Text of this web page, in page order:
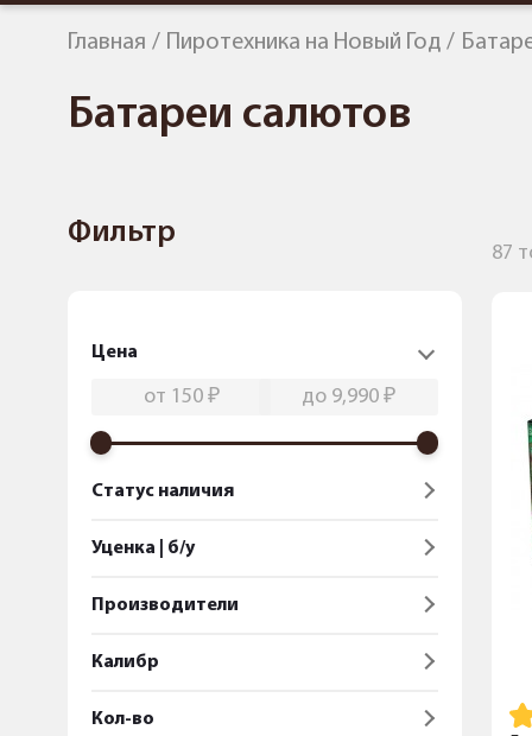
Главная Пиротехника на Новый Год
Батареи салютов
Фильтр
Цена
Статус наличия
Уценка | б/у
Производители
Калибр
Кол-во
87